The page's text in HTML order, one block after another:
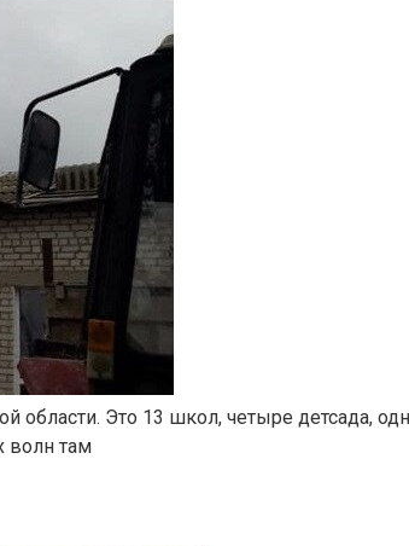
Это 13 школ, четыре детсада,
волн там